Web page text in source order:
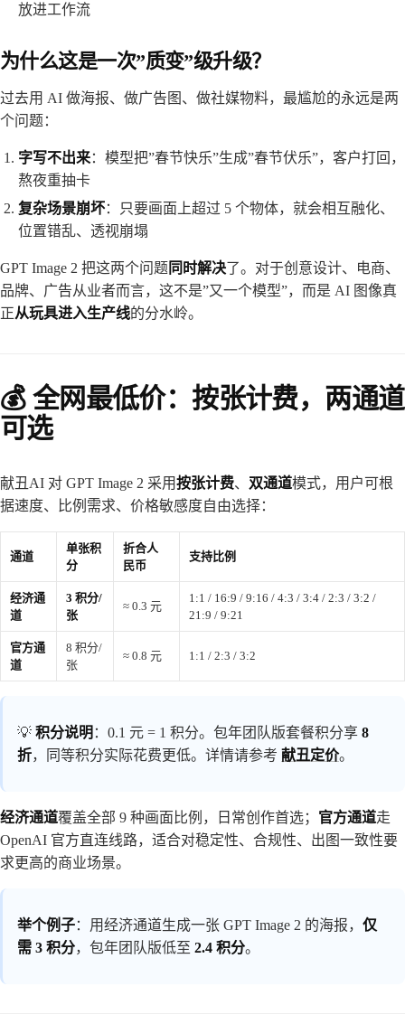
放进工作流
为什么这是一次”质变”级升级？
过去用 AI 做海报、做广告图、做社媒物料，最尴尬的永远是两
个问题：
字写不出来：模型把”春节快乐”生成”春节伏乐”，客户打回，
熬夜重抽卡
复杂场景崩坏：只要画面上超过 5 个物体，就会相互融化、
位置错乱、透视崩塌
GPT Image 2 把这两个问题 同时解决了。对于创意设计、电商、
品牌、广告从业者而言，这不是”又一个模型”，而是 AI 图像真
正从玩具进入生产线的分水岭。
💰 全网最低价：按张计费，两通道
可选
献丑AI 对 GPT Image 2 采用按张计费、 双通道模式，用户可根
据速度、比例需求、价格敏感度自由选择：
通道
单张积
分
折合人
民币
支持比例
经济通
道
3 积分/
张
≈ 0.3 元
1:1 / 16:9 / 9:16 / 4:3 / 3:4 / 2:3 / 3:2 /
21:9 / 9:21
官方通
道
8 积分/
张
≈ 0.8 元 1:1 / 2:3 / 3:2
💡 积分说明 ：0.1 元 = 1 积分。包年团队版套餐积分享 8
折，同等积分实际花费更低。详情请参考 献丑定价。
经济通道覆盖全部 9 种画面比例，日常创作首选； 官方通道走
OpenAI 官方直连线路，适合对稳定性、合规性、出图一致性要
求更高的商业场景。
举个例子：用经济通道生成一张 GPT Image 2 的海报， 仅
需 3 积分，包年团队版低至 2.4 积分。